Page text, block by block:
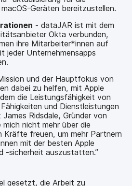
Geräten bereitzustellen.
- dataJAR ist mit dem
Okta verbunden,
ihre Mitarbeiter*innen auf
jeder Unternehmensapps
und der Hauptfokus von
dabei zu helfen, mit Apple
die Leistungsfähigkeit von
und Dienstleistungen
Ridsdale, Gründer von
nicht mehr über die
Kräfte freuen, um mehr Partnern
mit der besten Apple
-sicherheit auszustatten.”
gesetzt, die Arbeit zu